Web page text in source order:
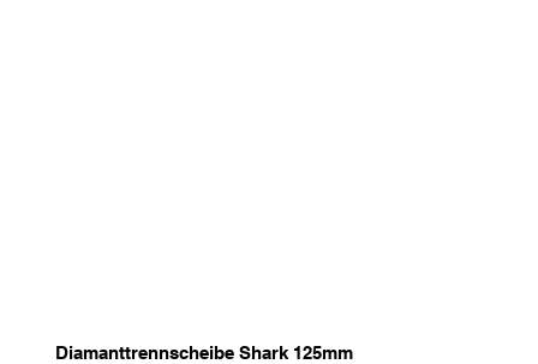
Diamanttrennscheibe Shark 125mm